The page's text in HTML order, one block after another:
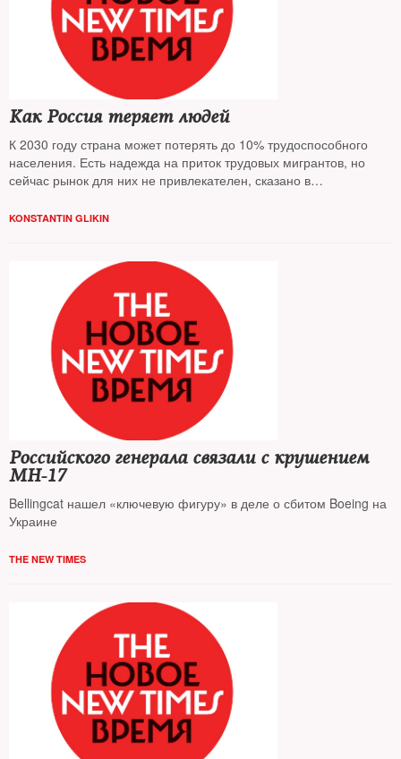
Как Россия теряет людей
К 2030 году страна может потерять до 10% трудоспособного
населения. Есть надежда на приток трудовых мигрантов, но
сейчас рынок для них не привлекателен, сказано в
KONSTANTIN GLIKIN
Российского генерала связали с крушением
MH-17
Bellingcat нашел «ключевую фигуру» в деле о сбитом Boeing на
Украине
THE NEW TIMES